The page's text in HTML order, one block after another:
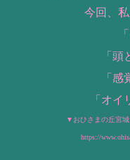
今回、
「頭
「感
「オイ
▼おひさまの丘宮
https://